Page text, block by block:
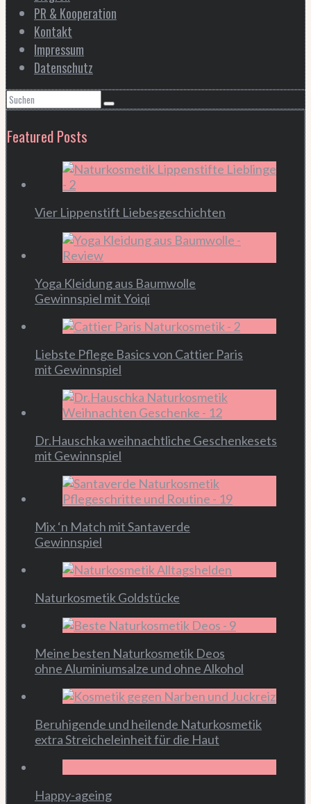
PR & Kooperation
Kontakt
Impressum
Datenschutz
Featured Posts
Vier Lippenstift Liebesgeschichten
Yoga Kleidung aus Baumwolle
Gewinnspiel mit Yoiqi
Liebste Pflege Basics von Cattier Paris
mit Gewinnspiel
Dr.Hauschka weihnachtliche Geschenkesets
mit Gewinnspiel
Mix ‘n Match mit Santaverde
Gewinnspiel
Naturkosmetik Goldstücke
Meine besten Naturkosmetik Deos
ohne Aluminiumsalze und ohne Alkohol
Beruhigende und heilende Naturkosmetik
extra Streicheleinheit für die Haut
Happy-ageing